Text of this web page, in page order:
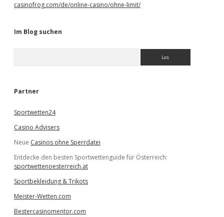
casinofrog.com/de/online-casino/ohne-limit/
Im Blog suchen
e
Partner
Sportwetten24
Casino Advisers
Neue Casinos ohne Sperrdatei
Entdecke den besten Sportwettenguide für Österreich:
sportwettenoesterreich.at
Sportbekleidung & Trikots
Meister-Wetten.com
Bestercasinomentor.com